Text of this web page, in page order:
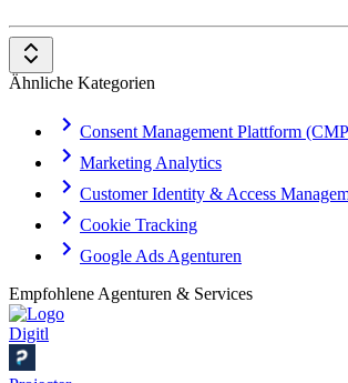
Web Analytics Tools bestehen meist aus
Besucher:innen kam), Segmentierung des
Um die eigene Webseite oder Onlineshop
Conversion-Rate-Optimization-Softwares
Ihr wollt Euch im Bereich Web Analytics
das richtige für Euch.
Falls Ihr ein E-Learning Format bevorzugt,
Ähnliche Kategorien
Consent Management Plattform
Marketing Analytics
Customer Identity & Access
Cookie Tracking
Google Ads Agenturen
Empfohlene Agenturen & Services
Digitl